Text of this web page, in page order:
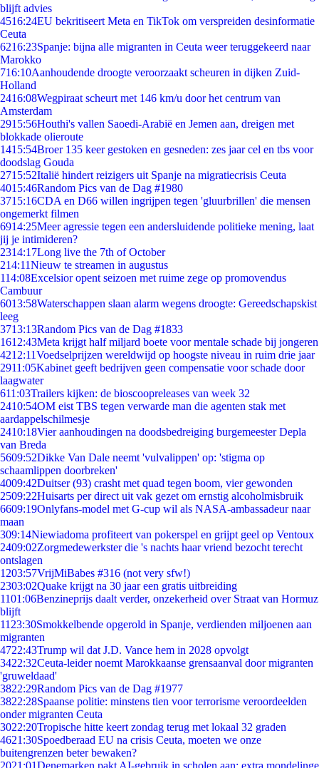
blijft advies
4516:24EU bekritiseert Meta en TikTok om verspreiden desinformatie
Ceuta
6216:23Spanje: bijna alle migranten in Ceuta weer teruggekeerd naar
Marokko
716:10Aanhoudende droogte veroorzaakt scheuren in dijken Zuid-
Holland
2416:08Wegpiraat scheurt met 146 km/u door het centrum van
Amsterdam
2915:56Houthi's vallen Saoedi-Arabië en Jemen aan, dreigen met
blokkade olieroute
1415:54Broer 135 keer gestoken en gesneden: zes jaar cel en tbs voor
doodslag Gouda
2715:52Italië hindert reizigers uit Spanje na migratiecrisis Ceuta
4015:46Random Pics van de Dag #1980
3715:16CDA en D66 willen ingrijpen tegen 'gluurbrillen' die mensen
ongemerkt filmen
6914:25Meer agressie tegen een andersluidende politieke mening, laat
jij je intimideren?
2314:17Long live the 7th of October
214:11Nieuw te streamen in augustus
114:08Excelsior opent seizoen met ruime zege op promovendus
Cambuur
6013:58Waterschappen slaan alarm wegens droogte: Gereedschapskist
leeg
3713:13Random Pics van de Dag #1833
1612:43Meta krijgt half miljard boete voor mentale schade bij jongeren
4212:11Voedselprijzen wereldwijd op hoogste niveau in ruim drie jaar
2911:05Kabinet geeft bedrijven geen compensatie voor schade door
laagwater
611:03Trailers kijken: de bioscoopreleases van week 32
2410:54OM eist TBS tegen verwarde man die agenten stak met
aardappelschilmesje
2410:18Vier aanhoudingen na doodsbedreiging burgemeester Depla
van Breda
5609:52Dikke Van Dale neemt 'vulvalippen' op: 'stigma op
schaamlippen doorbreken'
4009:42Duitser (93) crasht met quad tegen boom, vier gewonden
2509:22Huisarts per direct uit vak gezet om ernstig alcoholmisbruik
6609:19Onlyfans-model met G-cup wil als NASA-ambassadeur naar
maan
309:14Niewiadoma profiteert van pokerspel en grijpt geel op Ventoux
2409:02Zorgmedewerkster die 's nachts haar vriend bezocht terecht
ontslagen
1203:57VrijMiBabes #316 (not very sfw!)
2303:02Quake krijgt na 30 jaar een gratis uitbreiding
1101:06Benzineprijs daalt verder, onzekerheid over Straat van Hormuz
blijft
11 23:30Smokkelbende opgerold in Spanje, verdienden miljoenen aan
migranten
4722:43Trump wil dat J.D. Vance hem in 2028 opvolgt
3422:32Ceuta-leider noemt Marokkaanse grensaanval door migranten
'gruweldaad'
3822:29Random Pics van de Dag #1977
3822:28Spaanse politie: minstens tien voor terrorisme veroordeelden
onder migranten Ceuta
3022:20Tropische hitte keert zondag terug met lokaal 32 graden
4621:30Spoedberaad EU na crisis Ceuta, moeten we onze
buitengrenzen beter bewaken?
2021:01Denemarken pakt AI-gebruik in scholen aan: extra mondelinge